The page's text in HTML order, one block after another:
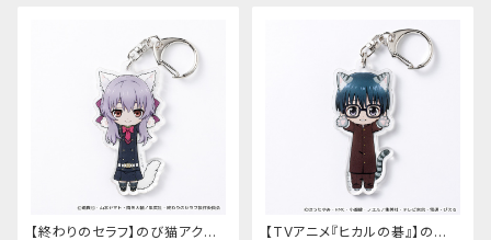
【終わりのセラフ】のび猫アクリ
【TVアニメ『ヒカルの碁』】のび